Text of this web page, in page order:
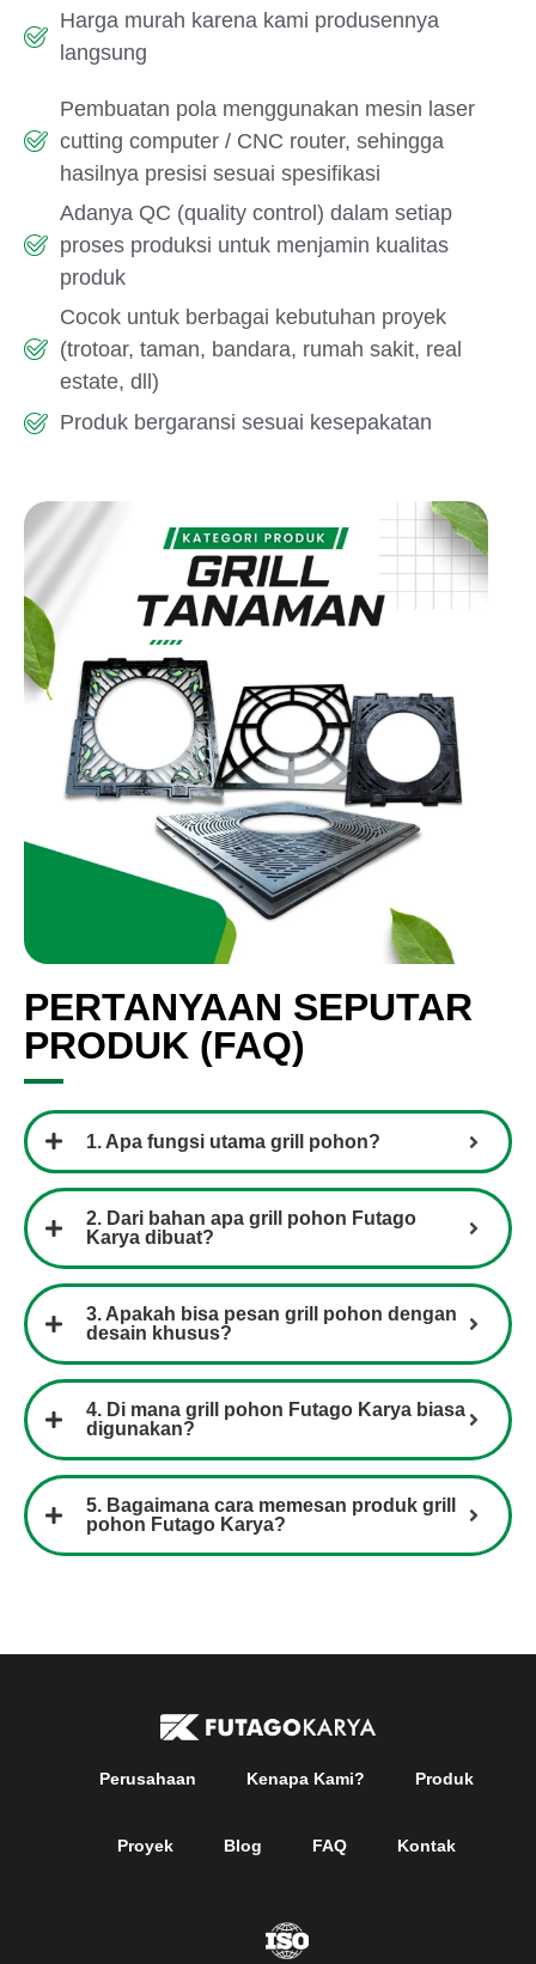
Harga murah karena kami produsennya
langsung
Pembuatan pola menggunakan mesin laser
cutting computer / CNC router, sehingga
hasilnya presisi sesuai spesifikasi
Adanya QC (quality control) dalam setiap
proses produksi untuk menjamin kualitas
produk
Cocok untuk berbagai kebutuhan proyek
(trotoar, taman, bandara, rumah sakit, real
estate, dll)
Produk bergaransi sesuai kesepakatan
PERTANYAAN SEPUTAR
PRODUK (FAQ)
1. Apa fungsi utama grill pohon?
2. Dari bahan apa grill pohon Futago
Karya dibuat?
3. Apakah bisa pesan grill pohon dengan
desain khusus?
4. Di mana grill pohon Futago Karya biasa
digunakan?
5. Bagaimana cara memesan produk grill
pohon Futago Karya?
Perusahaan Kenapa Kami? Produk
Proyek Blog FAQ Kontak